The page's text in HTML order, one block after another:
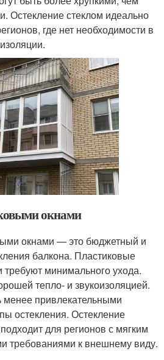
стеклом идеально
где нет необходимости в
окнами
окнами — это бюджетный и
балкона. Пластиковые
требуют минимального ухода.
тепло- и звукоизоляцией.
менее привлекательными
остекления. Остекление
для регионов с мягким
требованиями к внешнему виду.